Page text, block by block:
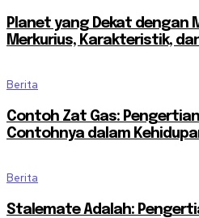
Planet yang Dekat dengan
Merkurius, Karakteristik,
Berita
Contoh Zat Gas:
Contohnya dalam
Berita
Stalemate Adalah: